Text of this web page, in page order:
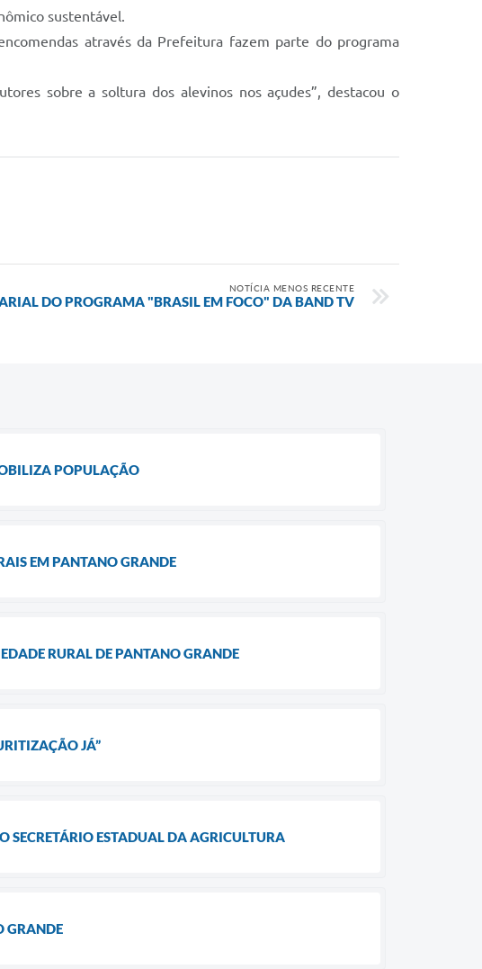
sustentável.
através da Prefeitura fazem parte do programa
sobre a soltura dos alevinos nos açudes”, destacou o
NOTÍCIA MENOS RECENTE
DO PROGRAMA "BRASIL EM FOCO" DA BAND TV
POPULAÇÃO
EM PANTANO GRANDE
RURAL DE PANTANO GRANDE
JÁ”
SECRETÁRIO ESTADUAL DA AGRICULTURA
GRANDE